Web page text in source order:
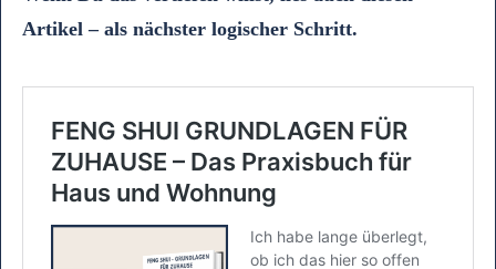
Artikel – als nächster logischer Schritt.